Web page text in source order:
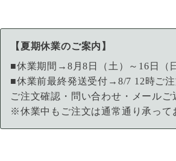
【夏期休業のご案内】
■休業期間→8月8日（土）～16日（
■休業前最終発送受付→8/7 12時ご
ご注文確認・問い合わせ・メール
※休業中もご注文は通常通り承って